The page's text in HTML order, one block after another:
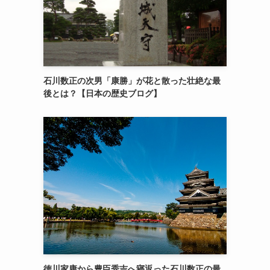
石川数正の次男「康勝」が花と散った壮絶な最
後とは？【日本の歴史ブログ】